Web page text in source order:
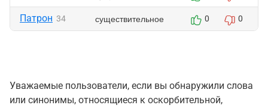
Патрон 34 существительное 0 0
Уважаемые пользователи, если вы обнаружили слова
или синонимы, относящиеся к оскорбительной,